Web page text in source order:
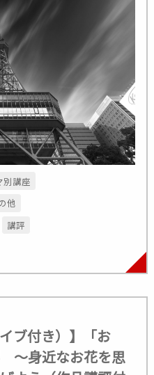
別講座
他
講評
ブ付き）】「お
～身近なお花を思